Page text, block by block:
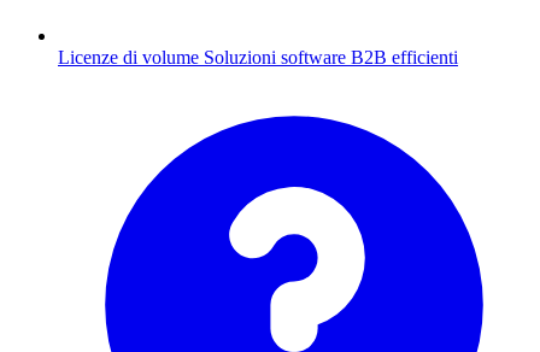
Licenze di volume Soluzioni software B2B efficienti